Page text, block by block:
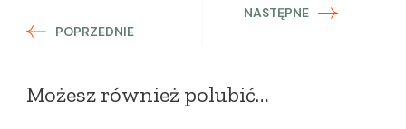
POPRZEDNIE
NASTĘPNE
Możesz również polubić…